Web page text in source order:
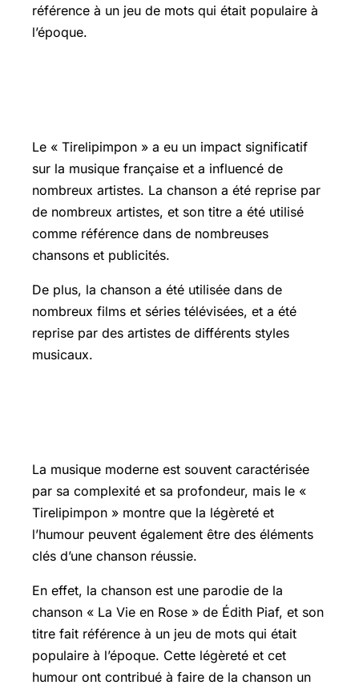
référence à un jeu de mots qui était populaire à
l’époque.
Le « Tirelipimpon » a eu un impact significatif
sur la musique française et a influencé de
nombreux artistes. La chanson a été reprise par
de nombreux artistes, et son titre a été utilisé
comme référence dans de nombreuses
chansons et publicités.
De plus, la chanson a été utilisée dans de
nombreux films et séries télévisées, et a été
reprise par des artistes de différents styles
musicaux.
La musique moderne est souvent caractérisée
par sa complexité et sa profondeur, mais le «
Tirelipimpon » montre que la légèreté et
l’humour peuvent également être des éléments
clés d’une chanson réussie.
En effet, la chanson est une parodie de la
chanson « La Vie en Rose » de Édith Piaf, et son
titre fait référence à un jeu de mots qui était
populaire à l’époque. Cette légèreté et cet
humour ont contribué à faire de la chanson un